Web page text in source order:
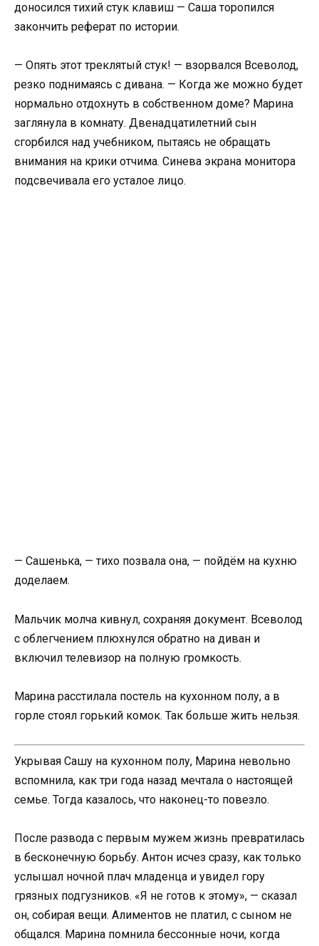
доносился тихий стук клавиш — Саша торопился
закончить реферат по истории.
— Опять этот треклятый стук! — взорвался Всеволод,
резко поднимаясь с дивана. — Когда же можно будет
нормально отдохнуть в собственном доме? Марина
заглянула в комнату. Двенадцатилетний сын
сгорбился над учебником, пытаясь не обращать
внимания на крики отчима. Синева экрана монитора
подсвечивала его усталое лицо.
— Сашенька, — тихо позвала она, — пойдём на кухню
доделаем.
Мальчик молча кивнул, сохраняя документ. Всеволод
с облегчением плюхнулся обратно на диван и
включил телевизор на полную громкость.
Марина расстилала постель на кухонном полу, а в
горле стоял горький комок. Так больше жить нельзя.
Укрывая Сашу на кухонном полу, Марина невольно
вспомнила, как три года назад мечтала о настоящей
семье. Тогда казалось, что наконец-то повезло.
После развода с первым мужем жизнь превратилась
в бесконечную борьбу. Антон исчез сразу, как только
услышал ночной плач младенца и увидел гору
грязных подгузников. «Я не готов к этому», — сказал
он, собирая вещи. Алиментов не платил, с сыном не
общался. Марина помнила бессонные ночи, когда